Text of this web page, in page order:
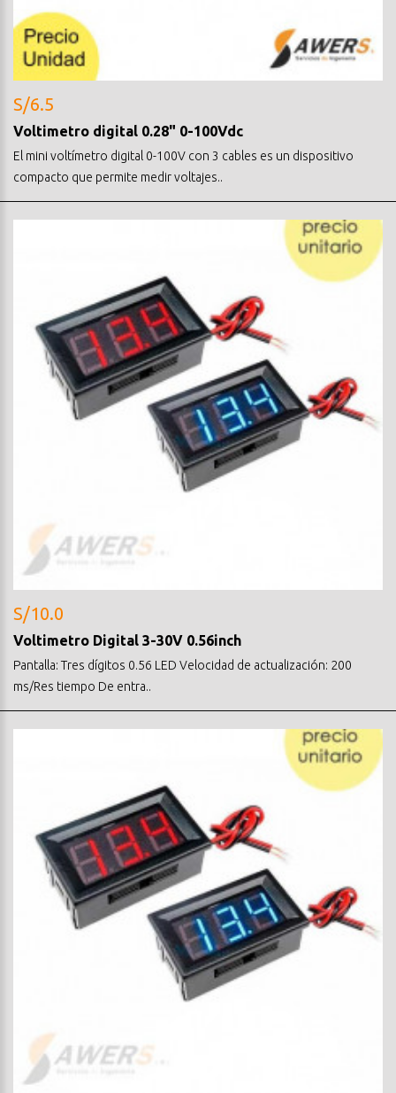
S/6.5
Voltimetro digital 0.28" 0-100Vdc
El mini voltímetro digital 0-100V con 3 cables es un dispositivo
compacto que permite medir voltajes..
S/10.0
Voltimetro Digital 3-30V 0.56inch
Pantalla: Tres dígitos 0.56 LED Velocidad de actualización: 200
ms/Res tiempo De entra..